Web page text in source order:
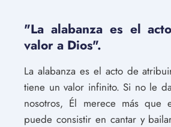
"La alabanza es el
valor a Dios".
La alabanza es el acto de
tiene un valor infinito. Si no le
nosotros, Él merece más que
puede consistir en cantar y